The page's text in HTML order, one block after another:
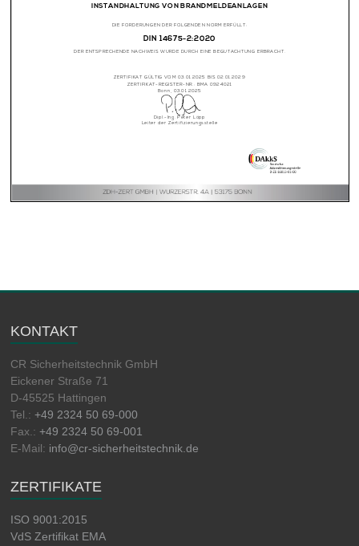
KONTAKT
CR Sicherheitstechnik GmbH
Eickener Straße 71
D-45525 Hattingen
Tel.:+49 2324 50 69-000
Fax.:+49 2324 50 69-001
E-Mail: info@cr-sicherheitstechnik.de
ZERTIFIKATE
ISO 9001:2015
VdS Zertifikat EMA